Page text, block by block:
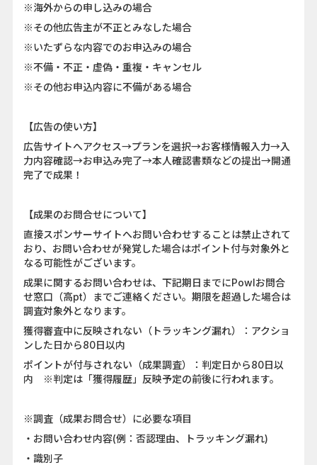
※海外からの申し込みの場合
※その他広告主が不正とみなした場合
※いたずらな内容でのお申込みの場合
※不備・不正・虚偽・重複・キャンセル
※その他お申込内容に不備がある場合
【広告の使い方】
広告サイトへアクセス→プランを選択→お客様情報入力→入
力内容確認→お申込み完了→本人確認書類などの提出→開通
完了で成果！
【成果のお問合せについて】
直接スポンサーサイトへお問い合わせすることは禁止されて
おり、お問い合わせが発覚した場合はポイント付与対象外と
なる可能性がございます。
成果に関するお問い合わせは、下記期日までにPowlお問合
せ窓口（高pt）までご連絡ください。期限を超過した場合は
調査対象外となります。
獲得審査中に反映されない（トラッキング漏れ）：アクショ
ンした日から80日以内
ポイントが付与されない（成果調査）：判定日から80日以
内 ※判定は「獲得履歴」反映予定の前後に行われます。
※調査（成果お問合せ）に必要な項目
・お問い合わせ内容(例：否認理由、トラッキング漏れ)
・識別子